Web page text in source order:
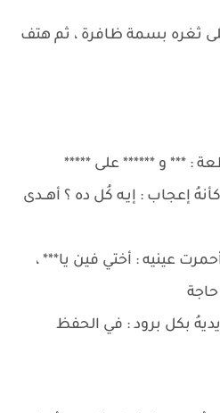
ثغره بسمة ظافرة ، ثم هتف
: *** و ****** على *****
إعجاب : إيـه كُل ده ؟ أهــدى
عينيه : أختي فين يا*** ،
بكل برود : في الحفظ